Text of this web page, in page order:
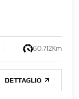
60.712Km
DETTAGLIO